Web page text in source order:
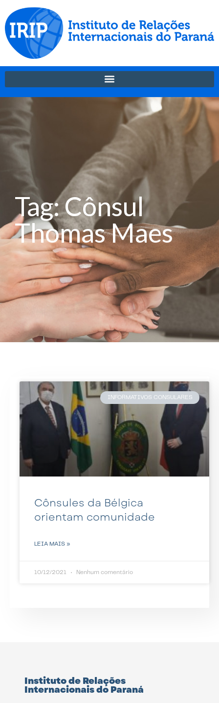
Tag: Cônsul
Thomas Maes
INFORMATIVOS CONSULARES
Cônsules da Bélgica
orientam comunidade
LEIA MAIS »
10/12/2021 Nenhum comentário
Instituto de Relações
Internacionais do Paraná